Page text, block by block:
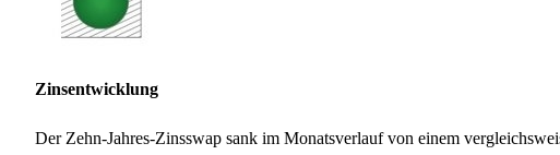
Zinsentwicklung
Der Zehn-Jahres-Zinsswap sank im Monatsverlauf von einem